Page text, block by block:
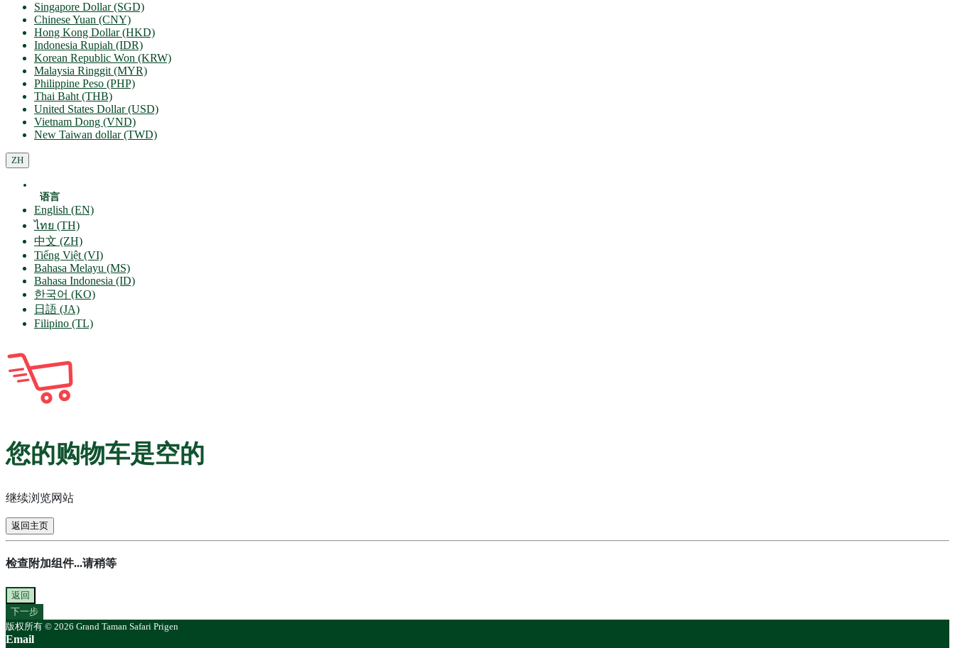
Singapore Dollar (SGD)
Chinese Yuan (CNY)
Hong Kong Dollar (HKD)
Indonesia Rupiah (IDR)
Korean Republic Won (KRW)
Malaysia Ringgit (MYR)
Philippine Peso (PHP)
Thai Baht (THB)
United States Dollar (USD)
Vietnam Dong (VND)
New Taiwan dollar (TWD)
ZH
语言
English (EN)
ไทย (TH)
中文 (ZH)
Tiếng Việt (VI)
Bahasa Melayu (MS)
Bahasa Indonesia (ID)
한국어 (KO)
日語 (JA)
Filipino (TL)
您的购物车是空的
继续浏览网站
返回主页
检查附加组件...请稍等
返回
下一步
版权所有 © 2026 Grand Taman Safari Prigen
Email